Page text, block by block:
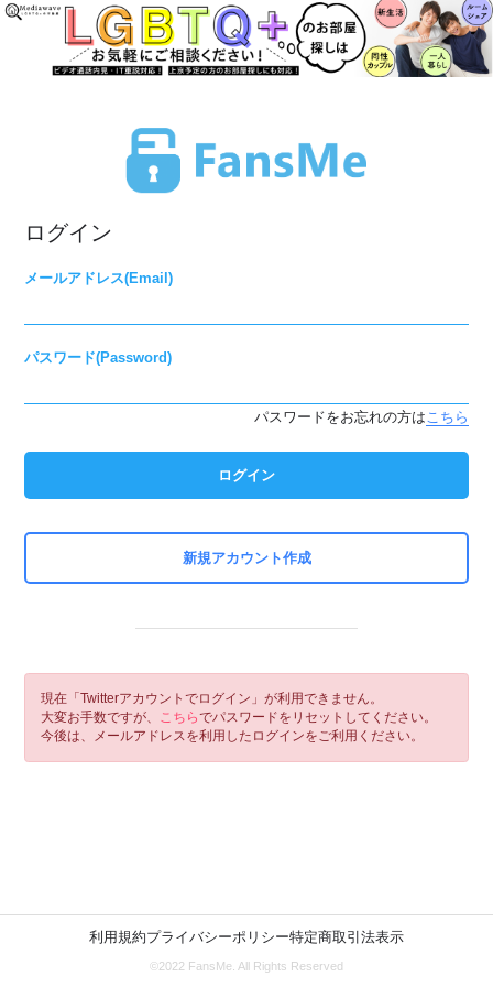
ログイン
メールアドレス(Email)
パスワード(Password)
パスワードをお忘れの方は こちら
ログイン
新規アカウント作成
現在「Twitterアカウントでログイン」が利用できません。
大変お手数ですが、
こちらでパスワードをリセットしてください。
今後は、メールアドレスを利用したログインをご利用ください。
利用規約プライバシーポリシー特定商取引法表示
©2022 FansMe. All Rights Reserved